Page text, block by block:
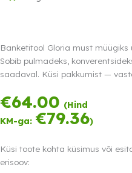
Banketitool Gloria must
Sobib pulmadeks,
saadaval. Küsi pakkumist —
€64.00 (Hind
KM-ga: €79.36)
Küsi toote kohta küsimus või
erisoov: